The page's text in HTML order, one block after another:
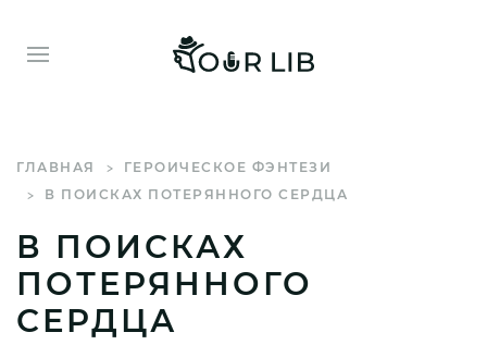
ГЛАВНАЯ
ГЕРОИЧЕСКОЕ ФЭНТЕЗИ
В ПОИСКАХ ПОТЕРЯННОГО СЕРДЦА
В ПОИСКАХ
ПОТЕРЯННОГО
СЕРДЦА